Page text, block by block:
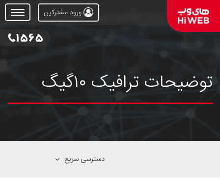
Open
Menu
ورود مشترکین
توضیحات ترافیک ۱۰گیگ
دسترسی سریع